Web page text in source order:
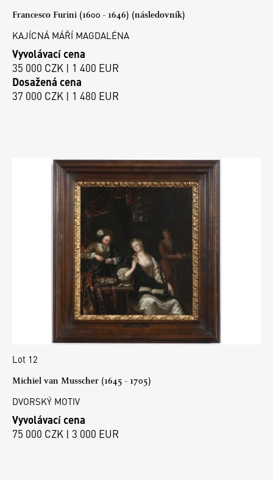
Francesco Furini (1600 - 1646) (následovník)
KAJÍCNÁ MÁŘÍ MAGDALÉNA
Vyvolávací cena
35 000 CZK | 1 400 EUR
Dosažená cena
37 000 CZK | 1 480 EUR
Lot 12
Michiel van Musscher (1645 - 1705)
DVORSKÝ MOTIV
Vyvolávací cena
75 000 CZK | 3 000 EUR